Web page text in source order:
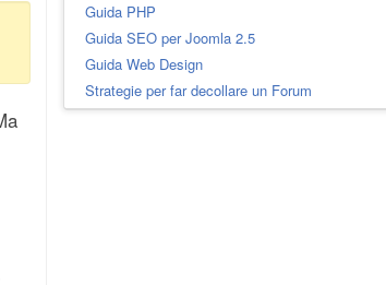
Guida PHP
Guida SEO per Joomla 2.5
Guida Web Design
Strategie per far decollare un Forum